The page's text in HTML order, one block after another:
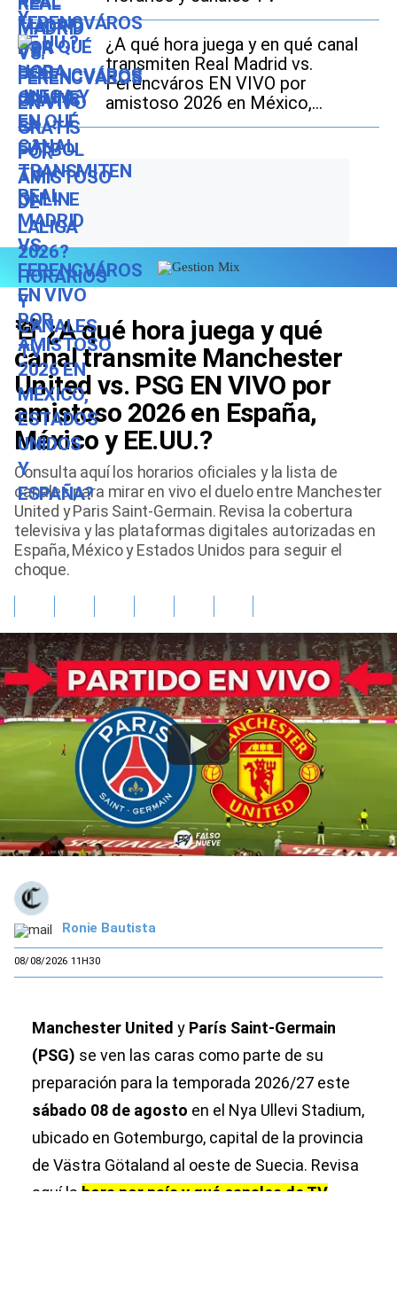
¿A qué hora juega y en qué canal
transmiten Real Madrid vs.
Ferencváros EN VIVO por
amistoso 2026 en México,
Estados Unidos y España?